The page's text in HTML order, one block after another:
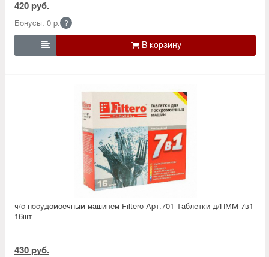
420 руб.
Бонусы: 0 р. ?

ч/с посудомоечным машинем Filtero Арт.701 Таблетки д/ПММ 7в1
16шт
430 руб.